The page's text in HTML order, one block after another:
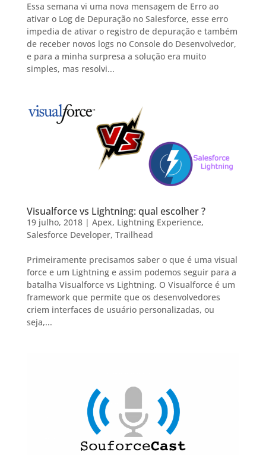
Essa semana vi uma nova mensagem de Erro ao
ativar o Log de Depuração no Salesforce, esse erro
impedia de ativar o registro de depuração e também
de receber novos logs no Console do Desenvolvedor,
e para a minha surpresa a solução era muito
simples, mas resolvi...
Visualforce vs Lightning: qual escolher ?
19 julho, 2018| Apex, Lightning Experience,
Salesforce Developer, Trailhead
Primeiramente precisamos saber o que é uma visual
force e um Lightning e assim podemos seguir para a
batalha Visualforce vs Lightning. O Visualforce é um
framework que permite que os desenvolvedores
criem interfaces de usuário personalizadas, ou
seja,...